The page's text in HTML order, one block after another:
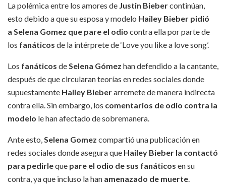
La polémica entre los amores de Justin Biebercontinúan,
esto debido a que su esposa y modelo Hailey Bieber pidió
a Selena Gomez que pare el odio contra ella por parte de
los fanáticos de la intérprete de ‘Love you like a love song’.
Los fanáticos deSelena Gómez han defendido a la cantante,
después de que circularan teorías en redes sociales donde
supuestamente Hailey Bieberarremete de manera indirecta
contra ella. Sin embargo, los comentarios de odio contra la
modelo le han afectado de sobremanera.
Ante esto,Selena Gomez compartió una publicación en
redes sociales donde asegura que Hailey Bieber la contactó
para pedirleque pare el odio de sus fanáticos en su
contra, ya que incluso la han amenazado de muerte.